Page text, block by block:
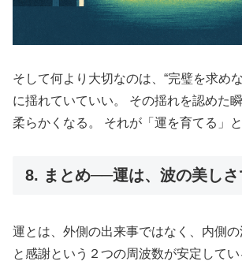
そして何より大切なのは、“完璧を求め
に揺れていていい。 その揺れを認めた
柔らかくなる。 それが「運を育てる」と
8. まとめ──運は、波の美しさ
運とは、外側の出来事ではなく、内側
と感謝という２つの周波数が安定して